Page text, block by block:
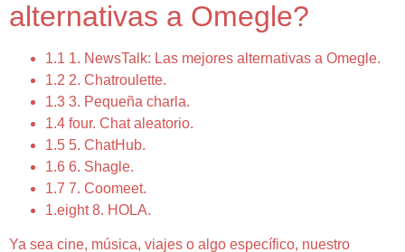
alternativas a Omegle?
1.1 1. NewsTalk: Las mejores alternativas a Omegle.
1.2 2. Chatroulette.
1.3 3. Pequeña charla.
1.4 four. Chat aleatorio.
1.5 5. ChatHub.
1.6 6. Shagle.
1.7 7. Coomeet.
1.eight 8. HOLA.
Ya sea cine, música, viajes o algo específico, nuestro